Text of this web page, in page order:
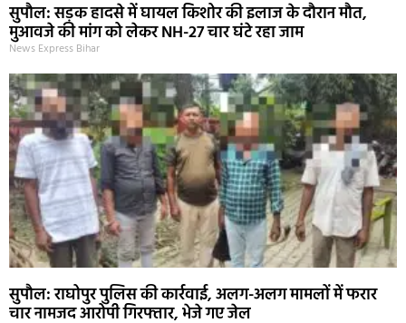
सुपौल: सड़क हादसे में घायल किशोर की इलाज के दौरान मौत,
मुआवजे की मांग को लेकर NH-27 चार घंटे रहा जाम
News Express Bihar
सुपौल: राघोपुर पुलिस की कार्रवाई, अलग-अलग मामलों में फरार
चार नामजद आरोपी गिरफ्तार, भेजे गए जेल